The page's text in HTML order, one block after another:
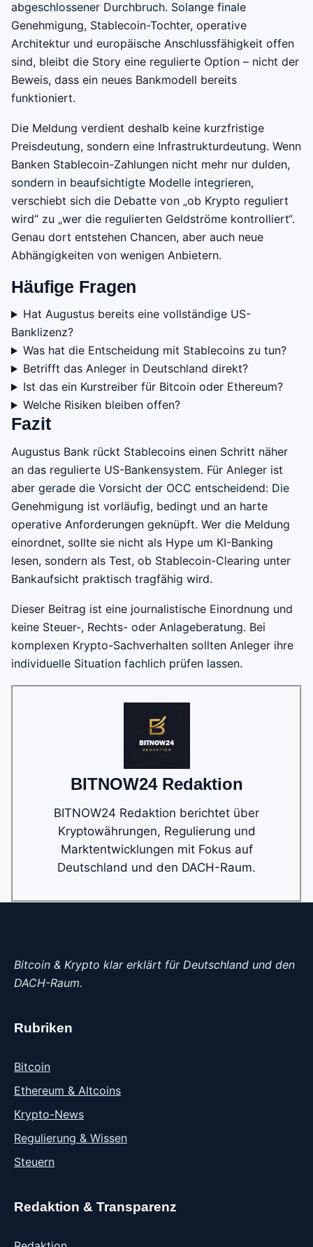
abgeschlossener Durchbruch. Solange finale
Genehmigung, Stablecoin-Tochter, operative
Architektur und europäische Anschlussfähigkeit offen
sind, bleibt die Story eine regulierte Option – nicht der
Beweis, dass ein neues Bankmodell bereits
funktioniert.
Die Meldung verdient deshalb keine kurzfristige
Preisdeutung, sondern eine Infrastrukturdeutung. Wenn
Banken Stablecoin-Zahlungen nicht mehr nur dulden,
sondern in beaufsichtigte Modelle integrieren,
verschiebt sich die Debatte von „ob Krypto reguliert
wird“ zu „wer die regulierten Geldströme kontrolliert“.
Genau dort entstehen Chancen, aber auch neue
Abhängigkeiten von wenigen Anbietern.
Häufige Fragen
Hat Augustus bereits eine vollständige US-
Banklizenz?
Was hat die Entscheidung mit Stablecoins zu tun?
Betrifft das Anleger in Deutschland direkt?
Ist das ein Kurstreiber für Bitcoin oder Ethereum?
Welche Risiken bleiben offen?
Fazit
Augustus Bank rückt Stablecoins einen Schritt näher
an das regulierte US-Bankensystem. Für Anleger ist
aber gerade die Vorsicht der OCC entscheidend: Die
Genehmigung ist vorläufig, bedingt und an harte
operative Anforderungen geknüpft. Wer die Meldung
einordnet, sollte sie nicht als Hype um KI-Banking
lesen, sondern als Test, ob Stablecoin-Clearing unter
Bankaufsicht praktisch tragfähig wird.
Dieser Beitrag ist eine journalistische Einordnung und
keine Steuer-, Rechts- oder Anlageberatung. Bei
komplexen Krypto-Sachverhalten sollten Anleger ihre
individuelle Situation fachlich prüfen lassen.
BITNOW24 Redaktion
BITNOW24 Redaktion berichtet über
Kryptowährungen, Regulierung und
Marktentwicklungen mit Fokus auf
Deutschland und den DACH-Raum.
Bitcoin & Krypto klar erklärt für Deutschland und den
DACH-Raum.
Rubriken
Bitcoin
Ethereum & Altcoins
Krypto-News
Regulierung & Wissen
Steuern
Redaktion & Transparenz